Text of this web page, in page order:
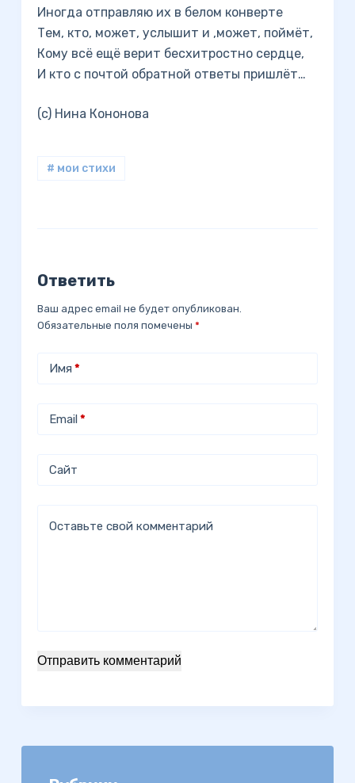
Иногда отправляю их в белом конверте
Тем, кто, может, услышит и ,может, поймёт,
Кому всё ещё верит бесхитростно сердце,
И кто с почтой обратной ответы пришлёт…
(c) Нина Кононова
# мои стихи
Ответить
Ваш адрес email не будет опубликован.
Обязательные поля помечены *
Имя *
Email *
Сайт
Оставьте свой комментарий
Отправить комментарий